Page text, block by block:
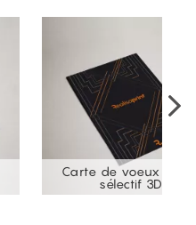
Carte de voeux
sélectif 3D